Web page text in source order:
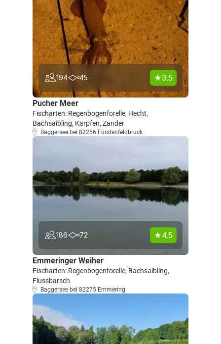
194 45 3.5
Pucher Meer
Fischarten: Regenbogenforelle, Hecht,
Bachsaibling, Karpfen, Zander
Baggersee bei 82256 Fürstenfeldbruck
186 72 4.5
Emmeringer Weiher
Fischarten: Regenbogenforelle, Bachsaibling,
Flussbarsch
Baggersee bei 82275 Emmering